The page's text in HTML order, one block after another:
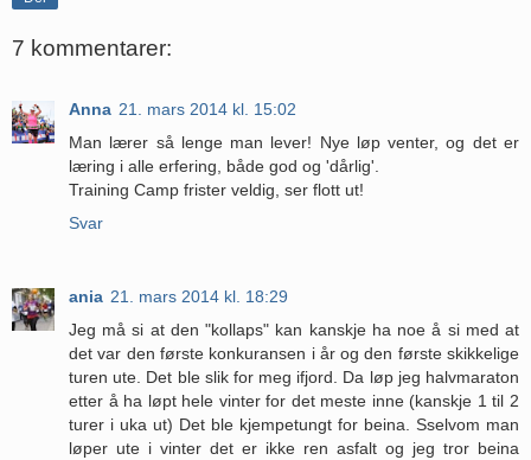
7 kommentarer:
Anna 21. mars 2014 kl. 15:02
Man lærer så lenge man lever! Nye løp venter, og det er
læring i alle erfering, både god og 'dårlig'.
Training Camp frister veldig, ser flott ut!
Svar
ania 21. mars 2014 kl. 18:29
Jeg må si at den "kollaps" kan kanskje ha noe å si med at
det var den første konkuransen i år og den første skikkelige
turen ute. Det ble slik for meg ifjord. Da løp jeg halvmaraton
etter å ha løpt hele vinter for det meste inne (kanskje 1 til 2
turer i uka ut) Det ble kjempetungt for beina. Sselvom man
løper ute i vinter det er ikke ren asfalt og jeg tror beina